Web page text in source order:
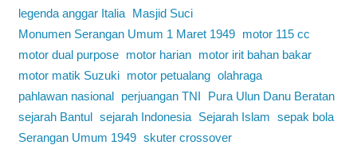
legenda anggar Italia
Masjid Suci
Monumen Serangan Umum 1 Maret 1949
motor 115 cc
motor dual purpose
motor harian
motor irit bahan bakar
motor matik Suzuki
motor petualang olahraga
pahlawan nasional
perjuangan TNI
Pura Ulun Danu Beratan
sejarah Bantul sejarah Indonesia Sejarah Islam sepak bola
Serangan Umum 1949 skuter crossover